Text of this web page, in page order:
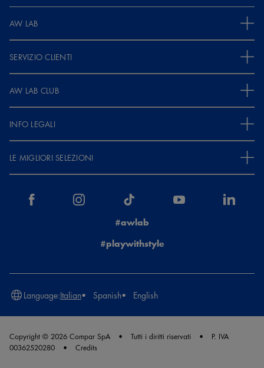
AW LAB
SERVIZIO CLIENTI
AW LAB CLUB
INFO LEGALI
LE MIGLIORI SELEZIONI
#awlab
#playwithstyle
Language:Italian Spanish English
Copyright © 2026 Compar SpA Tutti i diritti riservati
P. IVA
00362520280
Credits